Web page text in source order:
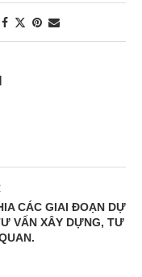
CÁC GIAI ĐOẠN DỰ
VẤN XÂY DỰNG, TƯ